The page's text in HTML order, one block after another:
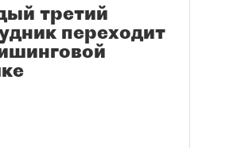
третий
переходит